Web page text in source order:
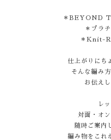
＊BEYOND
＊プラ
＊Knit-
仕上がりにち
そんな編み
お伝えし
レ
対面・オ
随時ご案内
編み物をこれ